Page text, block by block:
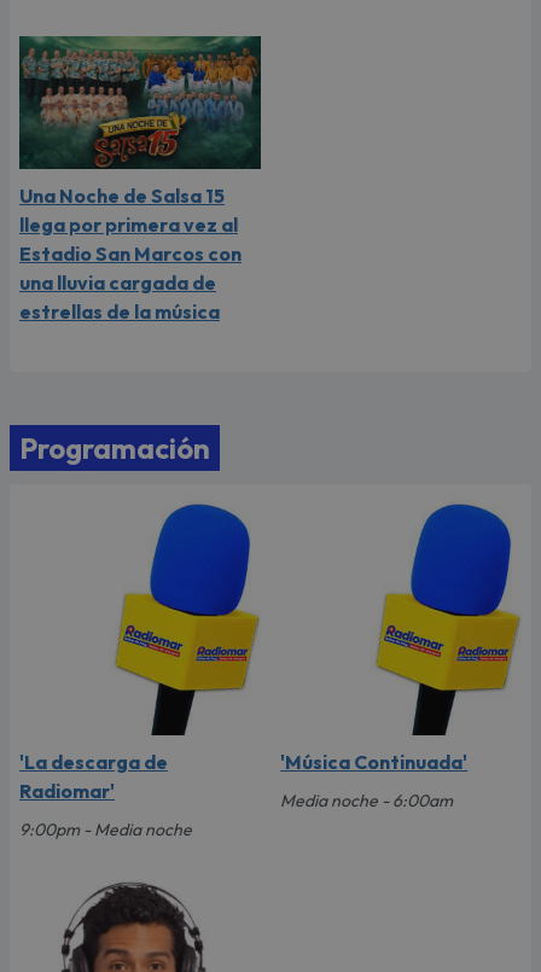
Una Noche de Salsa 15
llega por primera vez al
Estadio San Marcos con
una lluvia cargada de
estrellas de la música
Programación
'La descarga de
Radiomar'
9:00pm - Media noche
'Música Continuada'
Media noche - 6:00am